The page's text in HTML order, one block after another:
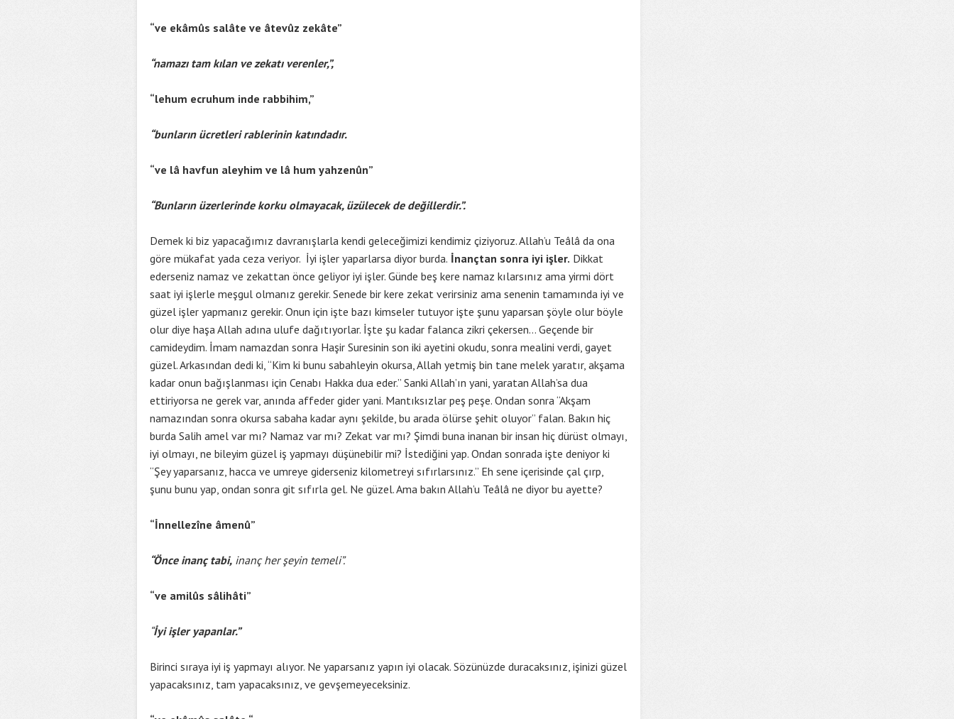
“ve ekâmûs salâte ve âtevûz zekâte”
“namazı tam kılan ve zekatı verenler,”,
“lehum ecruhum inde rabbihim,”
“bunların ücretleri rablerinin katındadır.
“ve lâ havfun aleyhim ve lâ hum yahzenûn”
“Bunların üzerlerinde korku olmayacak, üzülecek de değillerdir.”.
Demek ki biz yapacağımız davranışlarla kendi geleceğimizi kendimiz çiziyoruz. Allah’u Teâlâ da ona
göre mükafat yada ceza veriyor. İyi işler yaparlarsa diyor burda. İnançtan sonra iyi işler. Dikkat
ederseniz namaz ve zekattan önce geliyor iyi işler. Günde beş kere namaz kılarsınız ama yirmi dört
saat iyi işlerle meşgul olmanız gerekir. Senede bir kere zekat verirsiniz ama senenin tamamında iyi ve
güzel işler yapmanız gerekir. Onun için işte bazı kimseler tutuyor işte şunu yaparsan şöyle olur böyle
olur diye haşa Allah adına ulufe dağıtıyorlar. İşte şu kadar falanca zikri çekersen… Geçende bir
camideydim. İmam namazdan sonra Haşir Suresinin son iki ayetini okudu, sonra mealini verdi, gayet
güzel. Arkasından dedi ki, “Kim ki bunu sabahleyin okursa, Allah yetmiş bin tane melek yaratır, akşama
kadar onun bağışlanması için Cenabı Hakka dua eder.” Sanki Allah’ın yani, yaratan Allah’sa dua
ettiriyorsa ne gerek var, anında affeder gider yani. Mantıksızlar peş peşe. Ondan sonra “Akşam
namazından sonra okursa sabaha kadar aynı şekilde, bu arada ölürse şehit oluyor” falan. Bakın hiç
burda Salih amel var mı? Namaz var mı? Zekat var mı? Şimdi buna inanan bir insan hiç dürüst olmayı,
iyi olmayı, ne bileyim güzel iş yapmayı düşünebilir mi? İstediğini yap. Ondan sonrada işte deniyor ki
“Şey yaparsanız, hacca ve umreye giderseniz kilometreyi sıfırlarsınız.” Eh sene içerisinde çal çırp,
şunu bunu yap, ondan sonra git sıfırla gel. Ne güzel. Ama bakın Allah’u Teâlâ ne diyor bu ayette?
“İnnellezîne âmenû”
“Önce inanç tabi, inanç her şeyin temeli”.
“ve amilûs sâlihâti”
“İyi işler yapanlar.”
Birinci sıraya iyi iş yapmayı alıyor. Ne yaparsanız yapın iyi olacak. Sözünüzde duracaksınız, işinizi güzel
yapacaksınız, tam yapacaksınız, ve gevşemeyeceksiniz.